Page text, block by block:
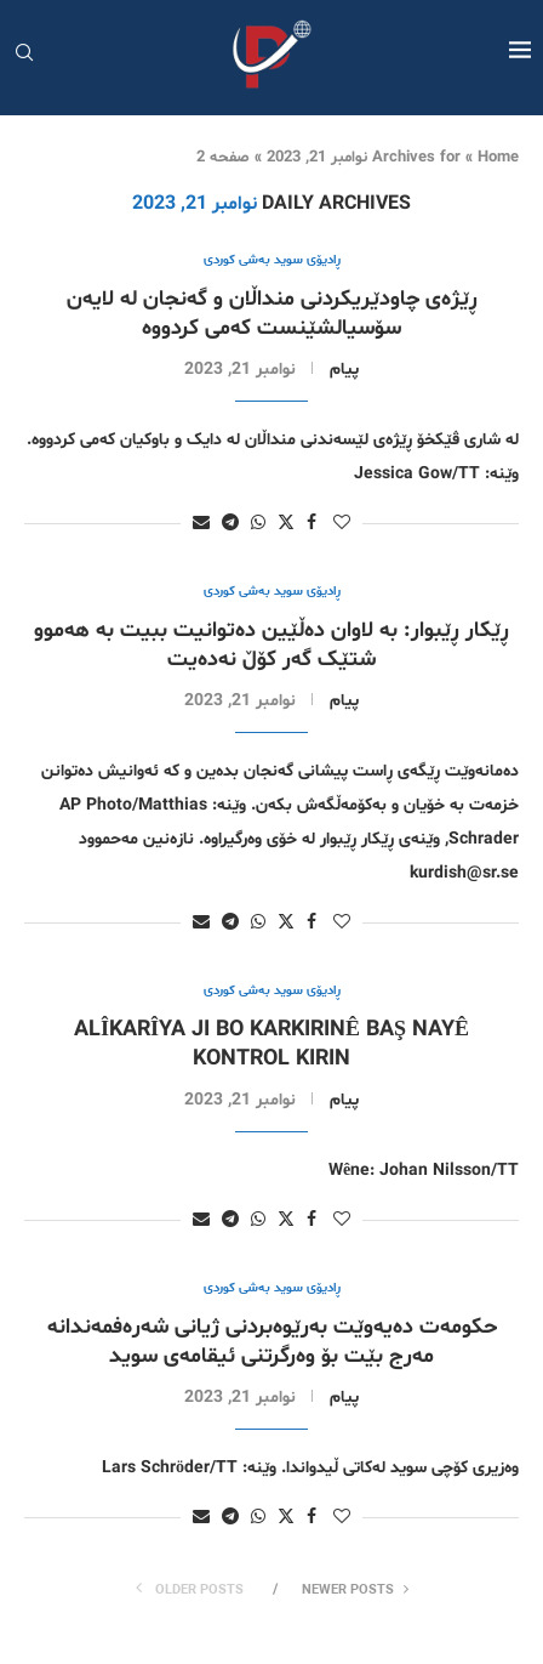
Home
» Archives for نوامبر 21, 2023 » صفحه 2
DAILY ARCHIVES نوامبر 21, 2023
ڕادیۆی سوید بەشی کوردی
ڕێژەی چاودێریکردنی منداڵان و گەنجان لە لایەن
سۆسیالشێنست کەمی کردووە
پیام نوامبر 21, 2023
لە شاری ڤێکخۆ ڕێژەی لێسەندنی منداڵان لە دایک و باوکیان کەمی کردووە.
وێنە: Jessica Gow/TT
ڕادیۆی سوید بەشی کوردی
ڕێکار ڕێبوار: بە لاوان دەڵێین دەتوانیت ببیت بە هەموو
شتێک گەر کۆڵ نەدەیت
پیام نوامبر 21, 2023
دەمانەوێت ڕێگەی ڕاست پیشانی گەنجان بدەین و کە ئەوانیش دەتوانن
خزمەت بە خۆیان و بەکۆمەڵگەش بکەن. وێنە: AP Photo/Matthias
Schrader, وێنەی ڕێکار ڕێبوار لە خۆی وەرگیراوە. نازەنین مەحموود
kurdish@sr.se
ڕادیۆی سوید بەشی کوردی
ALÎKARÎYA JI BO KARKIRINÊ BAŞ NAYÊ
KONTROL KIRIN
پیام نوامبر 21, 2023
Wêne: Johan Nilsson/TT
ڕادیۆی سوید بەشی کوردی
حکومەت دەیەوێت بەرێوەبردنی ژیانی شەرەفمەندانە
مەرج بێت بۆ وەرگرتنی ئیقامەی سوید
پیام نوامبر 21, 2023
وەزیری کۆچی سوید لەکاتی ڵیدواندا. وێنە: Lars Schröder/TT
NEWER POSTS
OLDER POSTS